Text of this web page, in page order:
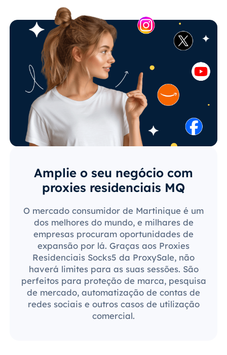
Amplie o seu negócio com
proxies residenciais MQ
O mercado consumidor de Martinique é um
dos melhores do mundo, e milhares de
empresas procuram oportunidades de
expansão por lá. Graças aos Proxies
Residenciais Socks5 da ProxySale, não
haverá limites para as suas sessões. São
perfeitos para proteção de marca, pesquisa
de mercado, automatização de contas de
redes sociais e outros casos de utilização
comercial.